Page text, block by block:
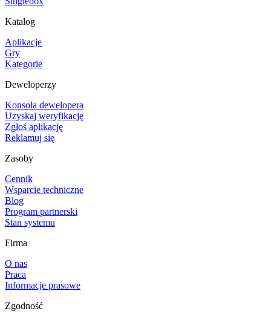
Katalog
Aplikacje
Gry
Kategorie
Deweloperzy
Konsola dewelopera
Uzyskaj weryfikację
Zgłoś aplikację
Reklamuj się
Zasoby
Cennik
Wsparcie techniczne
Blog
Program partnerski
Stan systemu
Firma
O nas
Praca
Informacje prasowe
Zgodność